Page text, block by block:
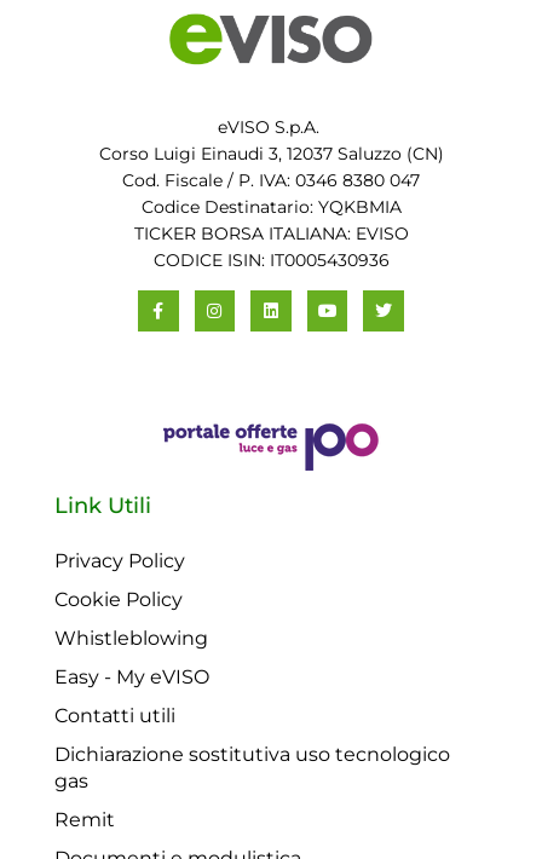
eVISO S.p.A.
Corso Luigi Einaudi 3, 12037 Saluzzo (CN)
Cod. Fiscale / P. IVA: 0346 8380 047
Codice Destinatario: YQKBMIA
TICKER BORSA ITALIANA: EVISO
CODICE ISIN: IT0005430936
Link Utili
Privacy Policy
Cookie Policy
Whistleblowing
Easy - My eVISO
Contatti utili
Dichiarazione sostitutiva uso tecnologico
gas
Remit